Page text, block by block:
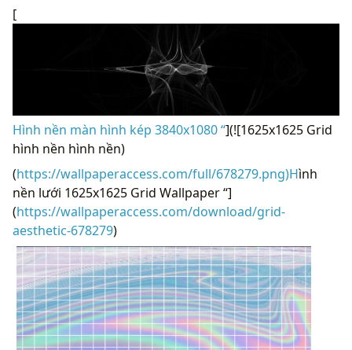
[
Hình nền màn hình kép 3840x1080 “](![1625x1625 Grid
hình nền hình nền)
(https://wallpaperaccess.com/full/678279.png)Hình
nền lưới 1625x1625 Grid Wallpaper “]
(https://wallpaperaccess.com/download/grid-
aesthetic-678279)